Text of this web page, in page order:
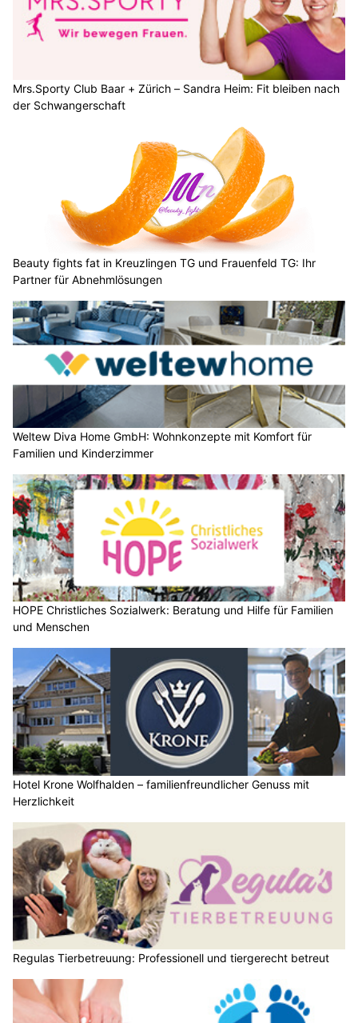
Mrs.Sporty Club Baar + Zürich – Sandra Heim: Fit bleiben nach
der Schwangerschaft
Beauty fights fat in Kreuzlingen TG und Frauenfeld TG: Ihr
Partner für Abnehmlösungen
Weltew Diva Home GmbH: Wohnkonzepte mit Komfort für
Familien und Kinderzimmer
HOPE Christliches Sozialwerk: Beratung und Hilfe für Familien
und Menschen
Hotel Krone Wolfhalden – familienfreundlicher Genuss mit
Herzlichkeit
Regulas Tierbetreuung: Professionell und tiergerecht betreut